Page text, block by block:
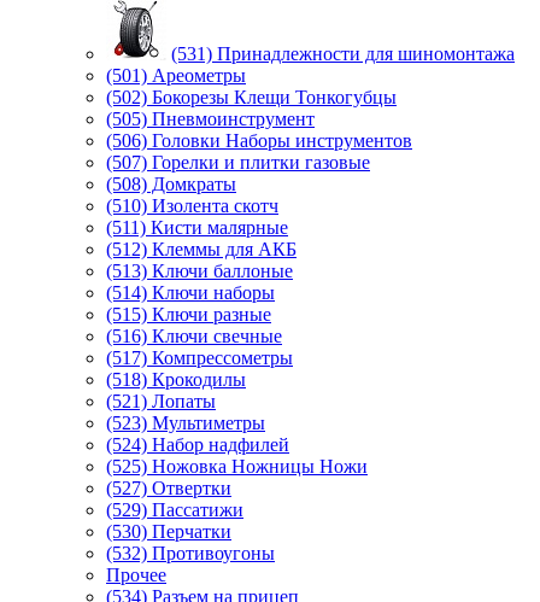
(531) Принадлежности для шиномонтажа
(501) Ареометры
(502) Бокорезы Клещи Тонкогубцы
(505) Пневмоинструмент
(506) Головки Наборы инструментов
(507) Горелки и плитки газовые
(508) Домкраты
(510) Изолента скотч
(511) Кисти малярные
(512) Клеммы для АКБ
(513) Ключи баллоные
(514) Ключи наборы
(515) Ключи разные
(516) Ключи свечные
(517) Компрессометры
(518) Крокодилы
(521) Лопаты
(523) Мультиметры
(524) Набор надфилей
(525) Ножовка Ножницы Ножи
(527) Отвертки
(529) Пассатижи
(530) Перчатки
(532) Противоугоны
Прочее
(534) Разъем на прицеп